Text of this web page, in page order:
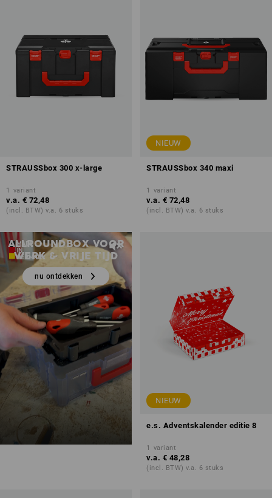
STRAUSSbox 300 x-large
1 variant
v.a. € 72,48
(incl. BTW) v.a. 6 stuks
NIEUW
STRAUSSbox 340 maxi
1 variant
v.a. € 72,48
(incl. BTW) v.a. 6 stuks
ALLROUNDBOX VOOR
WERK & VRIJE TIJD
nu ontdekken
NIEUW
e.s. Adventskalender editie 8
1 variant
v.a. € 48,28
(incl. BTW) v.a. 6 stuks